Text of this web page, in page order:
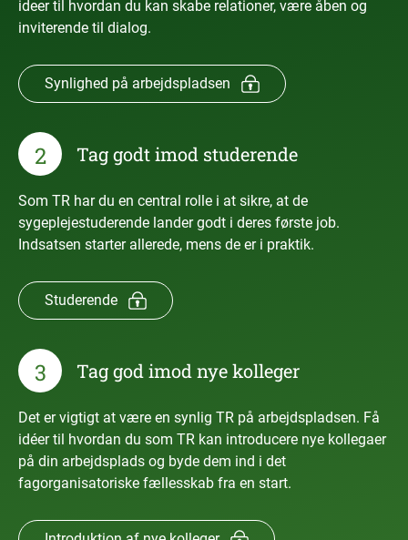
ideer til hvordan du kan skabe relationer, være åben og
inviterende til dialog.
Synlighed på arbejdspladsen
2 Tag godt imod studerende
Som TR har du en central rolle i at sikre, at de
sygeplejestuderende lander godt i deres første job.
Indsatsen starter allerede, mens de er i praktik.
Studerende
3 Tag god imod nye kolleger
Det er vigtigt at være en synlig TR på arbejdspladsen. Få
idéer til hvordan du som TR kan introducere nye kollegaer
på din arbejdsplads og byde dem ind i det
fagorganisatoriske fællesskab fra en start.